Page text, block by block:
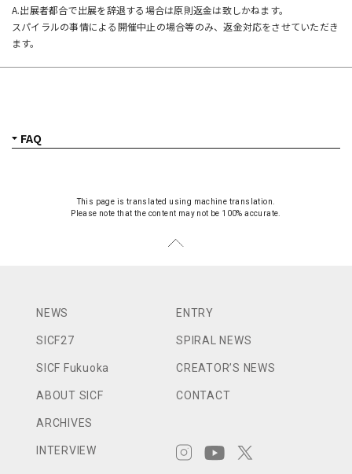
A.出展者都合で出展を辞退する場合は原則返金は致しかねます。
スパイラルの事情による開催中止の場合等のみ、返金対応をさせていただき
ます。
This page is translated using machine translation.
Please note that the content may not be 100% accurate.
NEWS
SICF27
SICF Fukuoka
ABOUT SICF
ARCHIVES
INTERVIEW
ENTRY
SPIRAL NEWS
CREATOR’S NEWS
CONTACT